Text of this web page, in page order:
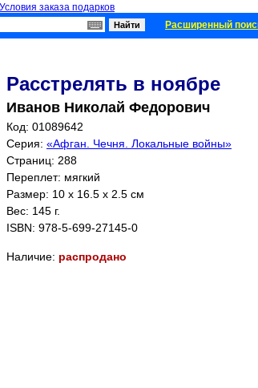
Условия заказа подарков
Расширенный
Расстрелять в ноябре
Иванов Николай Федорович
Код: 01089642
Серия: «Афган. Чечня. Локальные войны»
Страниц: 288
Переплет: мягкий
Размер: 10 x 16.5 x 2.5 см
Вес: 145 г.
ISBN: 978-5-699-27145-0
Наличие: распродано